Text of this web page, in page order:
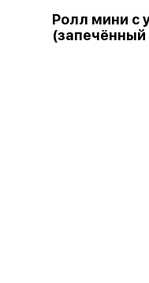
Ролл мини с
(запечённый